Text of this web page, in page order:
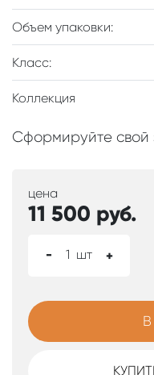
Объем упаковки:
Класс:
Коллекция
Сформируйте свой
цена
11 500 руб.
- 1 шт +